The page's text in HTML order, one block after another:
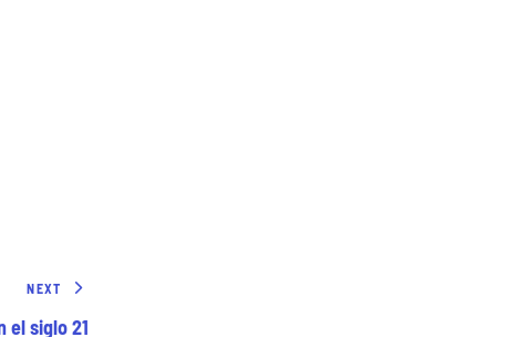
NEXT
el siglo 21